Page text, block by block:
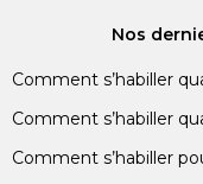
Nos
Comment s’habiller
Comment s’habiller
Comment s’habiller